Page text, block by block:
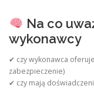
Na co
wykonawcy
✔ czy wykonawca oferuje
zabezpieczenie)
✔ czy mają